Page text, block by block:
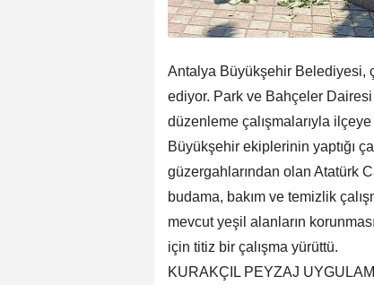
Antalya Büyükşehir Belediyesi,
ediyor. Park ve Bahçeler
düzenleme çalışmalarıyla
Büyükşehir ekiplerinin yaptığı
güzergahlarından olan Atatürk
budama, bakım ve temizlik
mevcut yeşil alanların
için titiz bir çalışma yürüttü.
KURAKÇIL PEYZAJ